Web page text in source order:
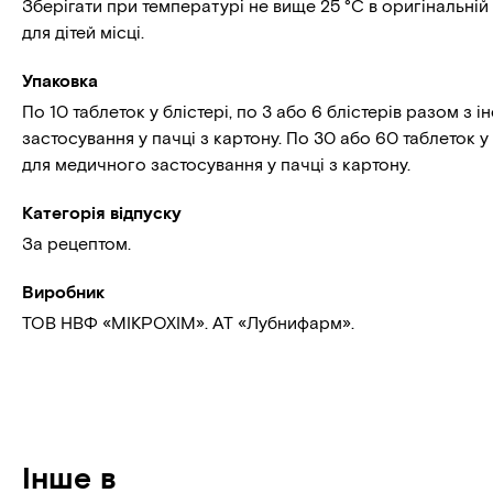
Зберігати при температурі не вище 25 °С в
для дітей місці.
Упаковка
По 10 таблеток у блістері, по 3 або 6 блістерів разом з
застосування у пачці з картону. По 30 або 60 таблеток у
для медичного застосування у пачці з картону.
Категорія відпуску
За рецептом.
Виробник
ТОВ НВФ «МІКРОХІМ». АТ «Лубнифарм».
Інше в